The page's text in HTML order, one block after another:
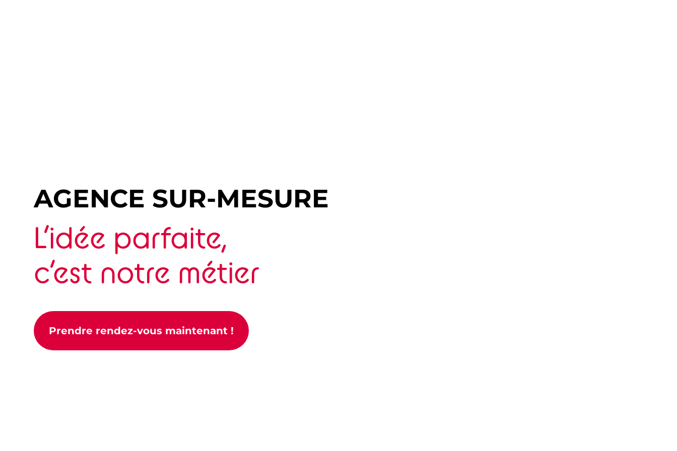
AGENCE SUR-MESURE
L’idée parfaite,
c’est notre métier
Prendre rendez-vous maintenant !